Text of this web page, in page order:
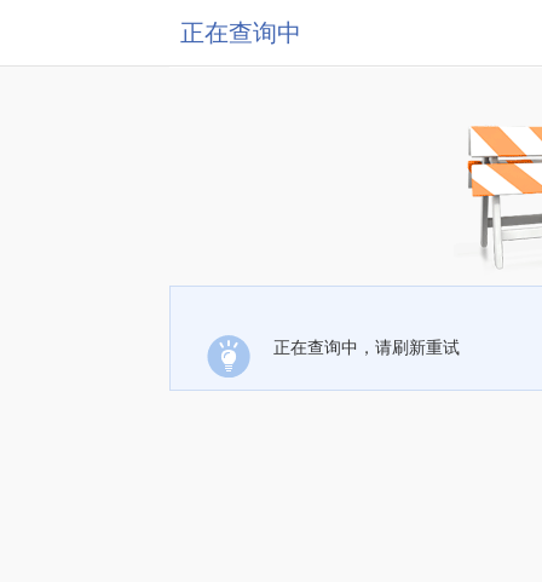
正在查询中
正在查询中，请刷新重试